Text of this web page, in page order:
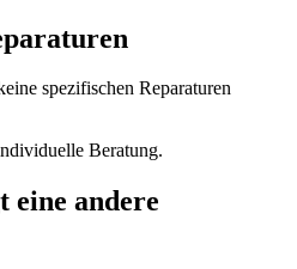
spezifischen Reparaturen
Beratung.
eine andere